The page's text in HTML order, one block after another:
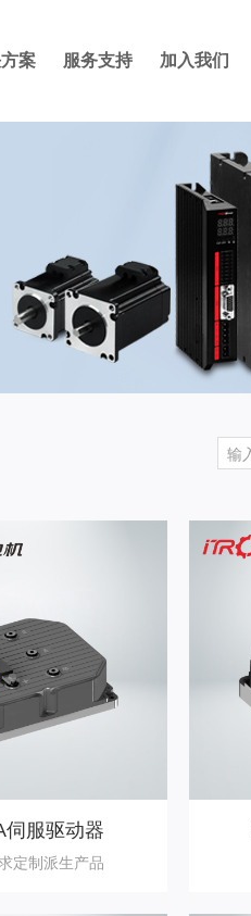
案 服务支持 加入我们
伺服驱动器
定制派生产品